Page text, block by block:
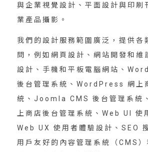
與企業視覺設計、平面設計與印刷
業產品攝影。
我們的設計服務範圍廣泛，提供各
問，例如網頁設計、網站開發和維
設計、手機和平板電腦網站、
後台管理系統、WordPress 網上
統、Joomla CMS 後台管理系統
上商店後台管理系統、Web UI 使
Web UX 使用者體驗設計、SEO
用戶友好的內容管理系統（CMS